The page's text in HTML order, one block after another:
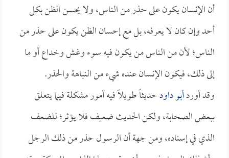
أن الإنسان يكون على حذر من الناس، ولا يحسن الظن بكل
أحد وإن كان لا يعرفه، بل مع إحسان الظن يكون على حذر من
الناس؛ لأن من الناس من يكون فيه سوء وغش وخداع أو ما
إلى ذلك، فيكون الإنسان عنده شيء من النباهة والحذر.
وقد أوردأبو داودحديثاً طويلاً فيه أمور مشكلة فيما يتعلق
ببعض الصحابة، ولكن الحديث ضعيف فلا يؤثر؛ للضعف
الذي في إسناده، ومن جهة أن الرسول حذر من ذلك الرجل